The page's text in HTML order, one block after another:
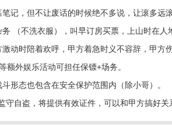
记，但不让废话的时候绝不多说，让滚多远
（不洗衣服），叫早订房买票，上山时在
动时陪着欢呼，甲方着急时义不容辞，甲方
额外娱乐活动可担任保镖+场务。
形态也包含在安全保护范围内（除小哥）。
守自盗，将提供有效证件，可以和甲方搞好关